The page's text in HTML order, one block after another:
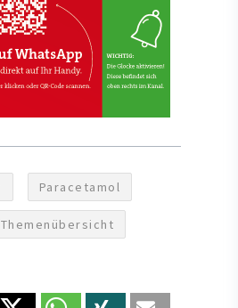
Paracetamol
Themenübersicht